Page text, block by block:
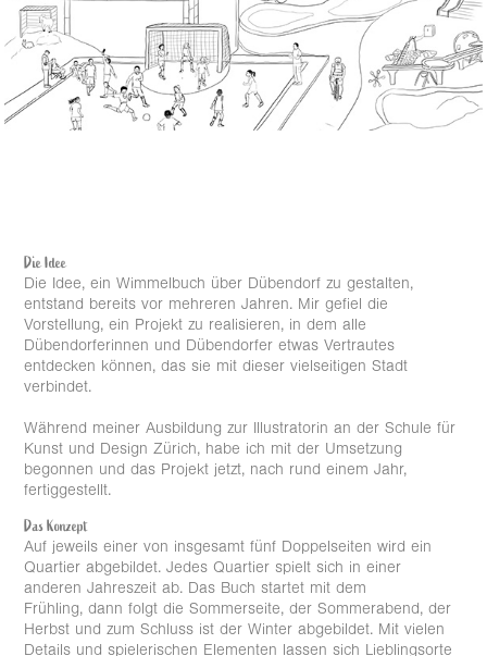
Die Idee
Die Idee, ein Wimmelbuch über Dübendorf zu gestalten,
entstand bereits vor mehreren Jahren. Mir gefiel die
Vorstellung, ein Projekt zu realisieren, in dem alle
Dübendorferinnen und Dübendorfer etwas Vertrautes
entdecken können, das sie mit dieser vielseitigen Stadt
verbindet.
Während meiner Ausbildung zur Illustratorin an der Schule für
Kunst und Design Zürich, habe ich mit der Umsetzung
begonnen und das Projekt jetzt, nach rund einem Jahr,
fertiggestellt.
Das Konzept
Auf jeweils einer von insgesamt fünf Doppelseiten wird ein
Quartier abgebildet. Jedes Quartier spielt sich in einer
anderen Jahreszeit ab. Das Buch startet mit dem
Frühling, dann folgt die Sommerseite, der Sommerabend, der
Herbst und zum Schluss ist der Winter abgebildet. Mit vielen
Details und spielerischen Elementen lassen sich Lieblingsorte